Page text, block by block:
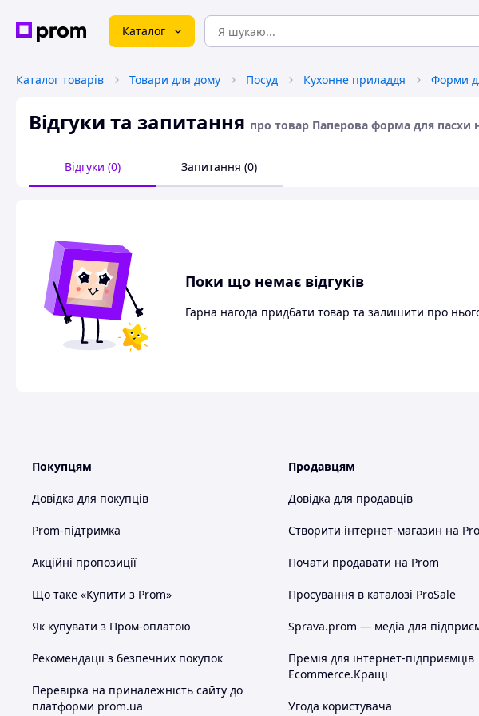
Каталог
Каталог товарів Товари для дому Посуд Кухонне приладдя Форми
Відгуки та запитання про товар Паперова форма для пасхи
Відгуки (0) Запитання (0)
Поки що немає відгуків
Гарна нагода придбати товар та залишити про
Покупцям
Довідка для покупців
Prom-підтримка
Акційні пропозиції
Що таке «Купити з Prom»
Як купувати з Пром-оплатою
Рекомендації з безпечних покупок
Перевірка на приналежність сайту до
платформи prom.ua
Продавцям
Довідка для продавців
Створити інтернет-магазин на
Почати продавати на Prom
Просування в каталозі ProSale
Sprava.prom — медіа для
Премія для інтернет-підприємців
Ecommerce.Кращі
Угода користувача